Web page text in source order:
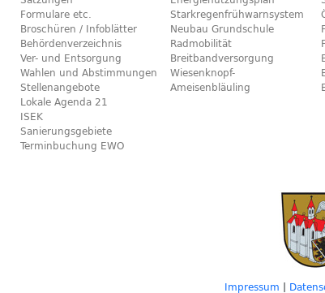
Formulare etc.
Broschüren / Infoblätter
Behördenverzeichnis
Ver- und Entsorgung
Wahlen und Abstimmungen
Stellenangebote
Lokale Agenda 21
ISEK
Sanierungsgebiete
Terminbuchung EWO
Starkregenfrühwarnsystem
Neubau Grundschule
Radmobilität
Breitbandversorgung
Wiesenknopf-
Ameisenbläuling
Impressum |